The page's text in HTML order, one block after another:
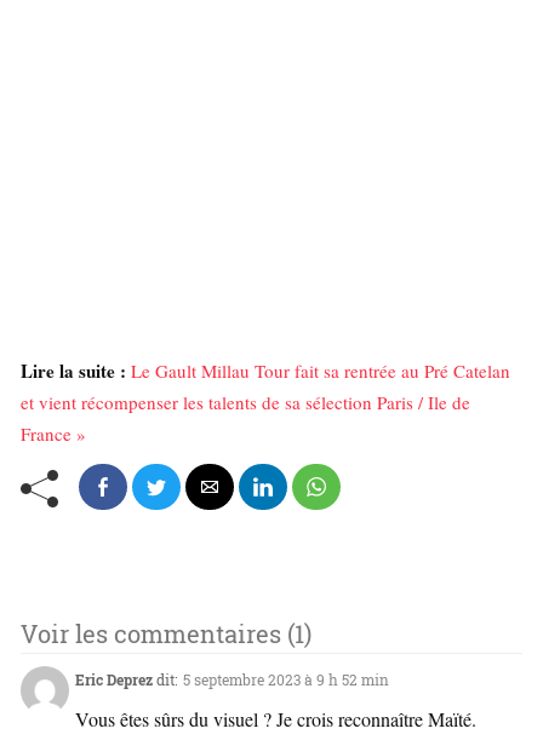
Lire la suite : Le Gault Millau Tour fait sa rentrée au Pré Catelan
et vient récompenser les talents de sa sélection Paris / Ile de
France »
Voir les commentaires (1)
Eric Deprezdit: 5 septembre 2023 à 9 h 52 min
Vous êtes sûrs du visuel ? Je crois reconnaître Maïté.